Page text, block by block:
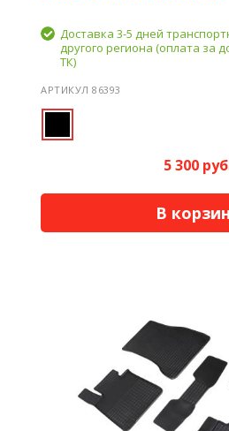
Доставка 3-5 дней
другого региона (оплата за
ТК)
АРТИКУЛ 86393
5 300
В